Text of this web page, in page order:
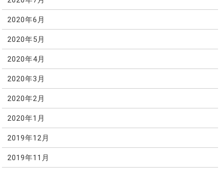
2020年6月
2020年5月
2020年4月
2020年3月
2020年2月
2020年1月
2019年12月
2019年11月